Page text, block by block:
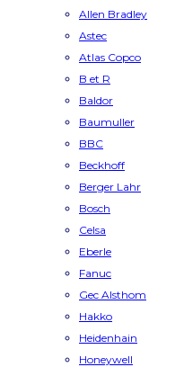
Allen Bradley
Astec
Atlas Copco
B et R
Baldor
Baumuller
BBC
Beckhoff
Berger Lahr
Bosch
Celsa
Eberle
Fanuc
Gec Alsthom
Hakko
Heidenhain
Honeywell